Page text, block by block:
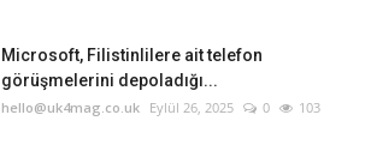
Microsoft, Filistinlilere ait telefon
görüşmelerini depoladığı...
hello@uk4mag.co.uk Eylül 26, 2025 0 103